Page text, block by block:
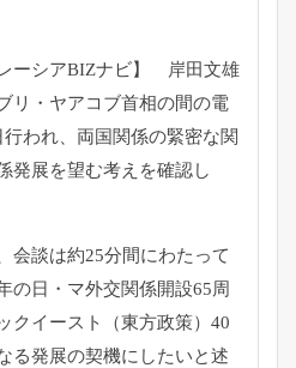
ーシアBIZナビ】 岸田文雄
リ・ ヤアコブ首相の間の電
われ、 両国関係の緊密な関
発展を望む考えを確認し
会談は約25分間にわたって
の日・マ外交関係開設65周
クイースト（東方政策）40
る発展の契機にしたいと述